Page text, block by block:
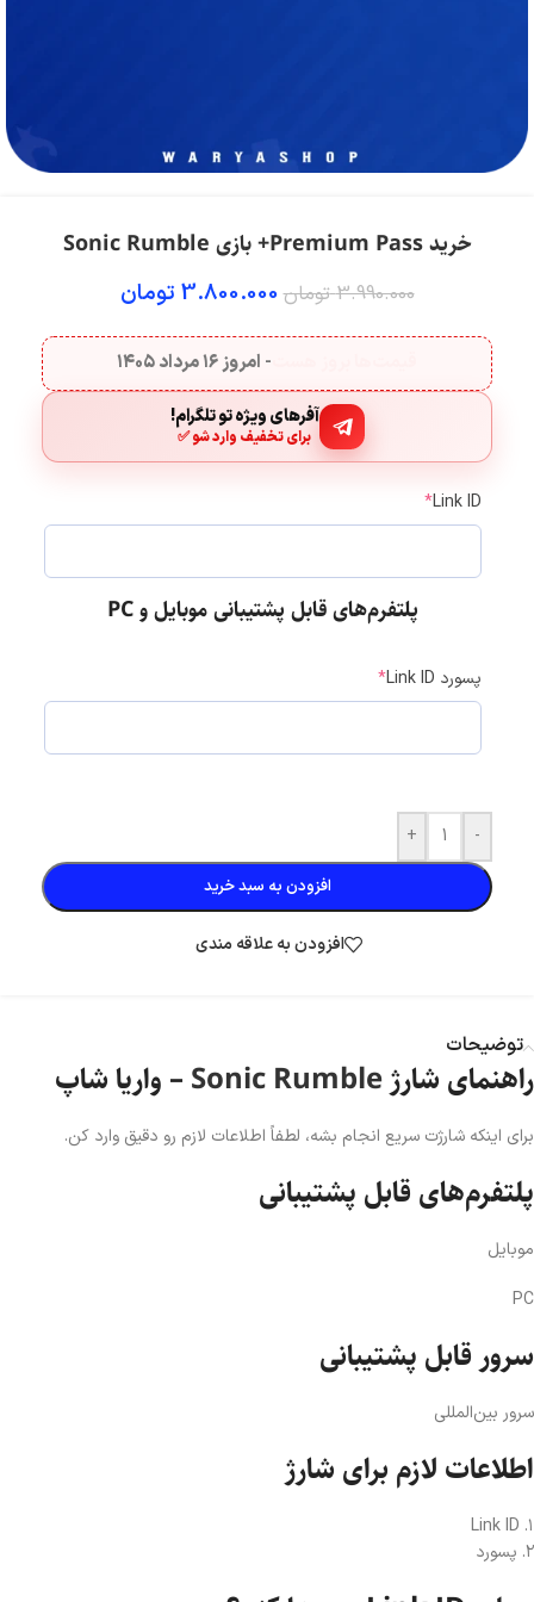
خرید Premium Pass+ بازی Sonic Rumble
3.990.000 تومان3.800.000 تومان
- امروز۱۶ مرداد ۱۴۰۵
آفرهای ویژه تو تلگرام!
برای تخفیف وارد شو ✅
Link ID
*
پلتفرم‌های قابل پشتیبانی موبایل و PC
پسورد Link ID *
-
+
افزودن به سبد خرید
افزودن به علاقه مندی
توضیحات
راهنمای شارژSonic Rumble – واریا شاپ
برای اینکه شارژت سریع انجام بشه، لطفاً اطلاعات لازم رو دقیق وارد کن.
پلتفرم‌های قابل پشتیبانی
موبایل
PC
سرور قابل پشتیبانی
سرور بین‌المللی
اطلاعات لازم برای شارژ
۱. Link ID
۲. پسورد